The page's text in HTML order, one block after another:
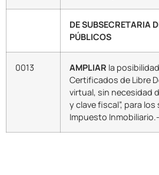
DE SUBSECRETARIA
PÚBLICOS
0013 AMPLIAR la
Certificados de Libre
virtual, sin necesidad
y clave fiscal”, para
Impuesto Inmobiliario.-